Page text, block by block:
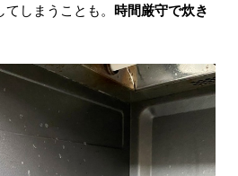
しまうことも。 時間厳守で炊き